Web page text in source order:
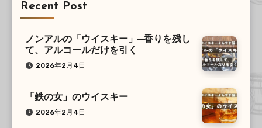
Recent Post
ノンアルの「ウイスキー」─香りを残し
て、アルコールだけを引く
2026年2月4日
「鉄の女」のウイスキー
2026年2月4日